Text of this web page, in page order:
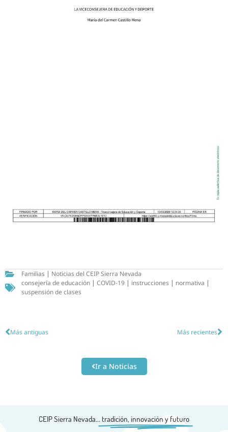
Familias | Noticias del CEIP Sierra Nevada
consejería de educación | COVID-19 | instrucciones | normativa |
suspensión de clases
Más antiguas Más recientes
Ir a Noticias
CEIP Sierra Nevada... tradición, innovación y futuro